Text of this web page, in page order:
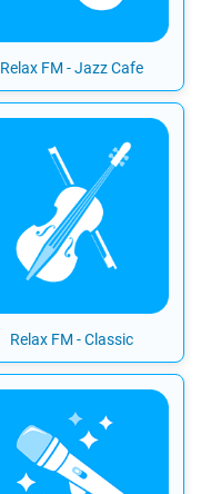
Relax FM - Jazz Cafe
Relax FM - Classic